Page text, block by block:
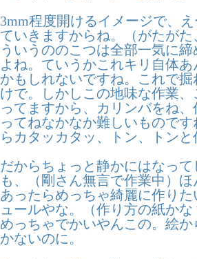
3mm程度開けるイメージで、
ていきますからね。（がたが
ういうののこつは全部一気に
よね。ていうかこれキリ自体
かもしれないですね。これで
けで。しかしこの地味な作業
ってますから、カリンバをね
ってねなかなか難しいもので
らカタッカタッ、トン、トン
だからちょっと静かにはなっ
も、（剛さん無言で作業中）
あったらめっちゃ綺麗に作り
ュールやな。（作り方の紙か
めっちゃでかいやんこの。絵
かないのに。